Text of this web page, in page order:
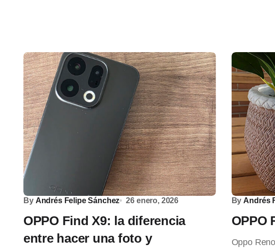
By Andrés Felipe Sánchez 26 enero, 2026
OPPO Find X9: la diferencia
entre hacer una foto y
By Andrés
OPPO
Oppo